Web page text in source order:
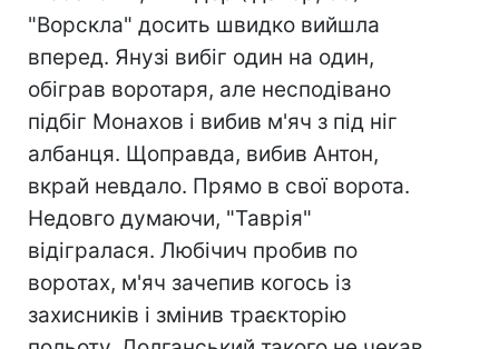
"Ворскла" досить швидко вийшла
вперед. Янузі вибіг один на один,
обіграв воротаря, але несподівано
підбіг Монахов і вибив м'яч з під ніг
албанця. Щоправда, вибив Антон,
вкрай невдало. Прямо в свої ворота.
Недовго думаючи, "Таврія"
відігралася. Любічич пробив по
воротах, м'яч зачепив когось із
захисників і змінив траєкторію